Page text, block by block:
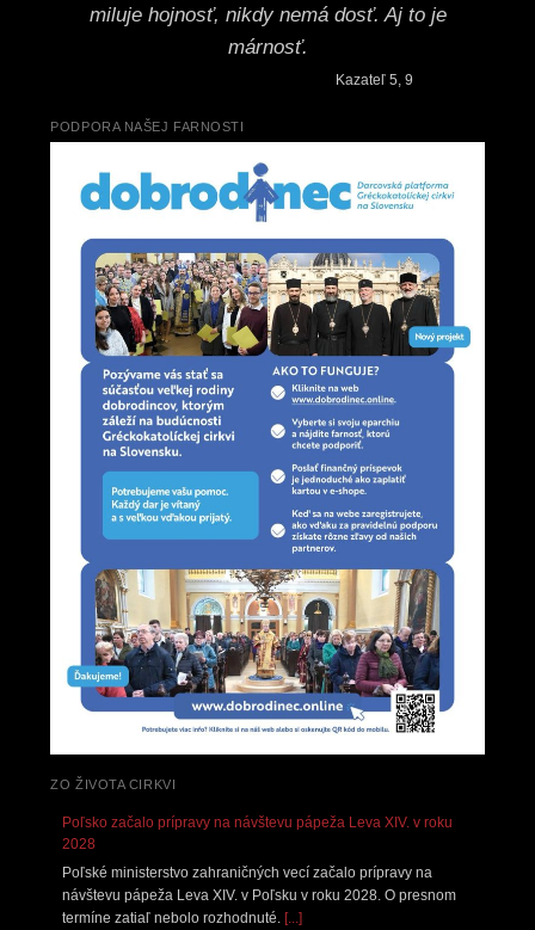
miluje hojnosť, nikdy nemá dosť. Aj to je
márnosť.
Kazateľ 5, 9
PODPORA NAŠEJ FARNOSTI
ZO ŽIVOTA CIRKVI
Poľsko začalo prípravy na návštevu pápeža Leva XIV. v roku
2028
Poľské ministerstvo zahraničných vecí začalo prípravy na
návštevu pápeža Leva XIV. v Poľsku v roku 2028. O presnom
termíne zatiaľ nebolo rozhodnuté. [...]